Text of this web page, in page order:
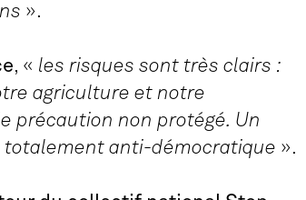
».
, « les risques sont très clairs :
agriculture et notre
précaution non protégé. Un
totalement anti-démocratique ».